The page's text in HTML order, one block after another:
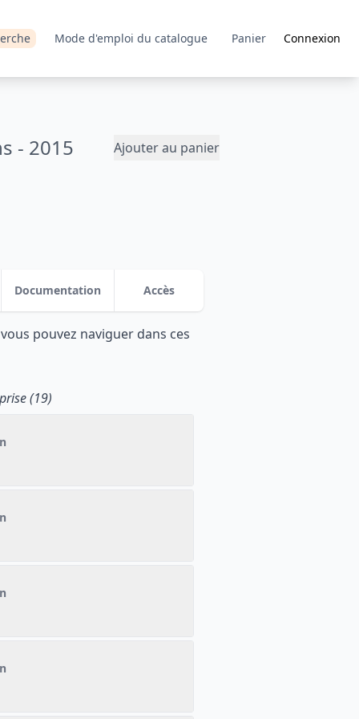
Mode d'emploi du catalogue Panier Connexion
- 2015 Ajouter au panier
Documentation Accès
pouvez naviguer dans ces
(19)